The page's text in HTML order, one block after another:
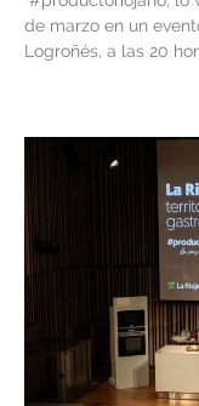
de marzo en un
Logroñés, a las 20